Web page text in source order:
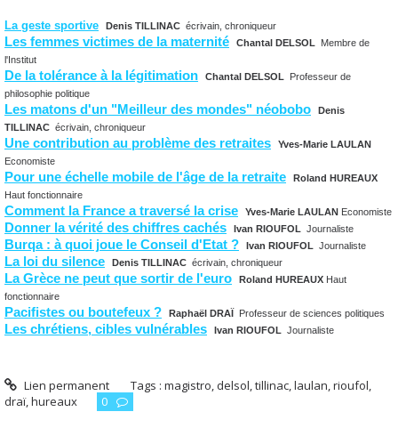
La geste sportive Denis TILLINAC écrivain, chroniqueur
Les femmes victimes de la maternité Chantal DELSOL
Membre de
l'Institut
De la tolérance à la légitimation Chantal DELSOL
Professeur de
philosophie politique
Les matons d'un "Meilleur des mondes" néobobo
Denis
TILLINAC écrivain, chroniqueur
Une contribution au problème des retraites
Yves-Marie LAULAN
Economiste
Pour une échelle mobile de l'âge de la retraite
Roland HUREAUX
Haut fonctionnaire
Comment la France a traversé la crise Yves-Marie LAULAN Economiste
Donner la vérité des chiffres cachés Ivan RIOUFOL Journaliste
Burqa : à quoi joue le Conseil d'Etat ? Ivan RIOUFOL Journaliste
La loi du silence Denis TILLINAC écrivain, chroniqueur
La Grèce ne peut que sortir de l'euro Roland HUREAUX Haut
fonctionnaire
Pacifistes ou boutefeux ? Raphaël DRAÏ Professeur de sciences politiques
Les chrétiens, cibles vulnérables Ivan RIOUFOL Journaliste
Lien permanent Tags :magistro, delsol,tillinac,laulan,rioufol,
draï,hureaux 0